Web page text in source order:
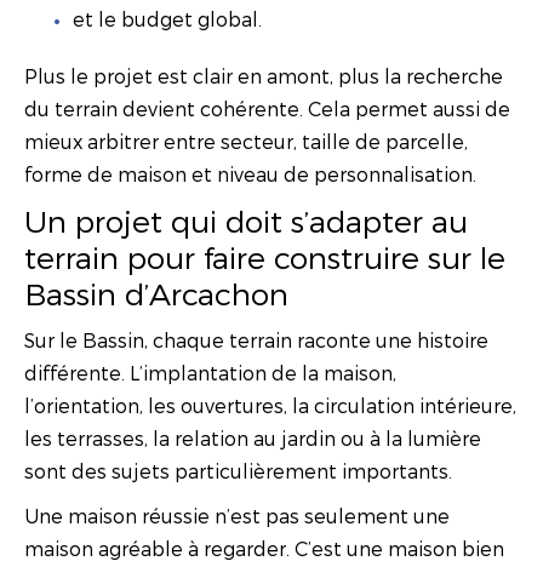
et le budget global.
Plus le projet est clair en amont, plus la recherche
du terrain devient cohérente. Cela permet aussi de
mieux arbitrer entre secteur, taille de parcelle,
forme de maison et niveau de personnalisation.
Un projet qui doit s’adapter au
terrain pour faire construire sur le
Bassin d’Arcachon
Sur le Bassin, chaque terrain raconte une histoire
différente. L’implantation de la maison,
l’orientation, les ouvertures, la circulation intérieure,
les terrasses, la relation au jardin ou à la lumière
sont des sujets particulièrement importants.
Une maison réussie n’est pas seulement une
maison agréable à regarder. C’est une maison bien